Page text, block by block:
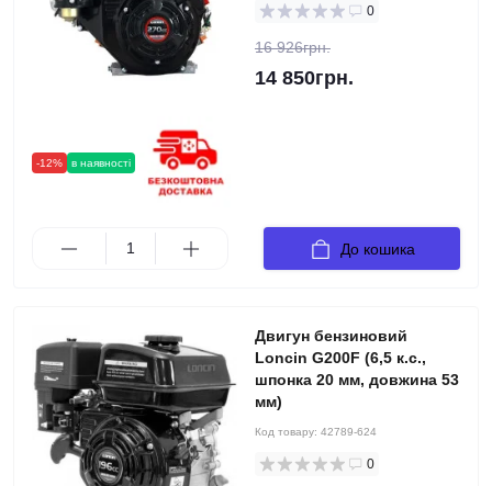
-12% в наявності
0
16 926грн.
14 850грн.
До кошика
Двигун бензиновий
Loncin G200F (6,5 к.с.,
шпонка 20 мм, довжина 53
мм)
Код товару: 42789-624
0